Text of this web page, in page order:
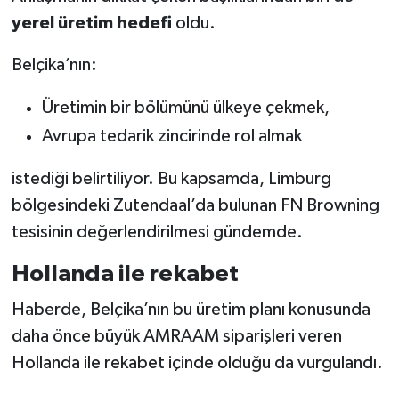
yerel üretim hedefi oldu.
Belçika’nın:
Üretimin bir bölümünü ülkeye çekmek,
Avrupa tedarik zincirinde rol almak
istediği belirtiliyor. Bu kapsamda, Limburg
bölgesindeki Zutendaal’da bulunan FN Browning
tesisinin değerlendirilmesi gündemde.
Hollanda ile rekabet
Haberde, Belçika’nın bu üretim planı konusunda
daha önce büyük AMRAAM siparişleri veren
Hollanda ile rekabet içinde olduğu da vurgulandı.